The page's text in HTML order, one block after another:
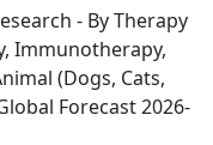
- By Therapy
Immunotherapy,
(Dogs, Cats,
Forecast 2026-